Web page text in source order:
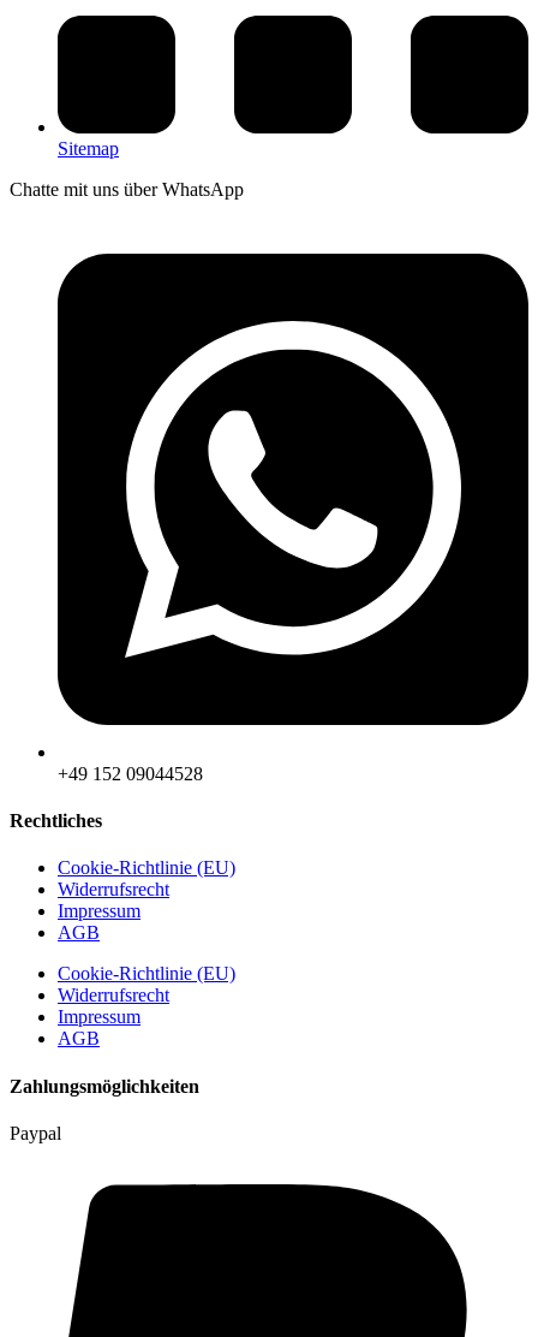
Sitemap
Chatte mit uns über WhatsApp
‪+49 152 09044528
Rechtliches
Cookie-Richtlinie (EU)
Widerrufsrecht
Impressum
AGB
Cookie-Richtlinie (EU)
Widerrufsrecht
Impressum
AGB
Zahlungsmöglichkeiten
Paypal